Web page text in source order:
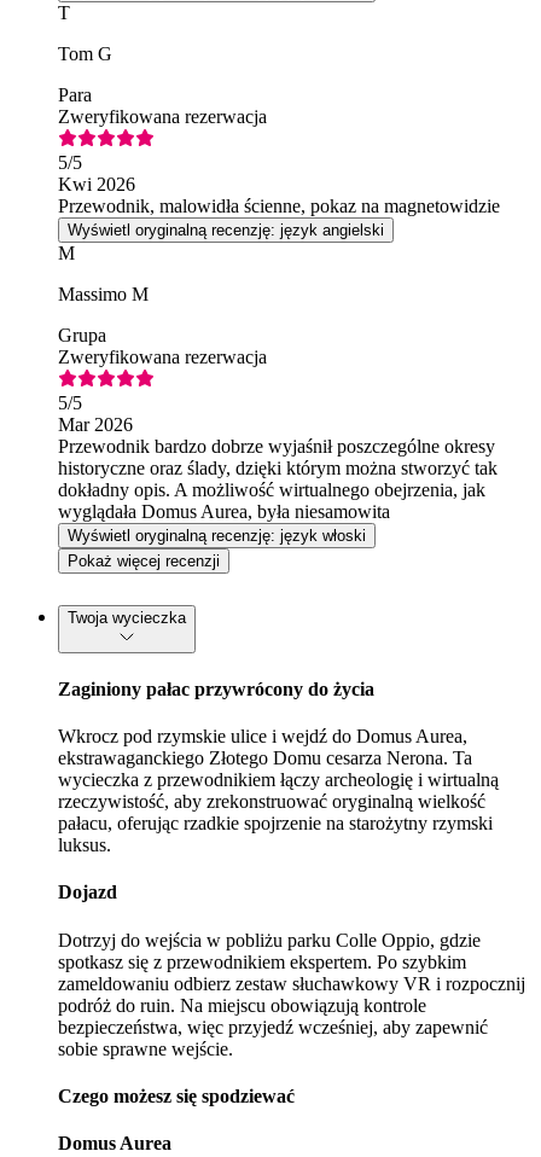
T
Tom G
Para
Zweryfikowana rezerwacja
5/5
Kwi 2026
Przewodnik, malowidła ścienne, pokaz na magnetowidzie
Wyświetl oryginalną recenzję: język angielski
M
Massimo M
Grupa
Zweryfikowana rezerwacja
5/5
Mar 2026
Przewodnik bardzo dobrze wyjaśnił poszczególne okresy
historyczne oraz ślady, dzięki którym można stworzyć tak
dokładny opis. A możliwość wirtualnego obejrzenia, jak
wyglądała Domus Aurea, była niesamowita
Wyświetl oryginalną recenzję: język włoski
Pokaż więcej recenzji
Twoja wycieczka
Zaginiony pałac przywrócony do życia
Wkrocz pod rzymskie ulice i wejdź do Domus Aurea,
ekstrawaganckiego Złotego Domu cesarza Nerona. Ta
wycieczka z przewodnikiem łączy archeologię i wirtualną
rzeczywistość, aby zrekonstruować oryginalną wielkość
pałacu, oferując rzadkie spojrzenie na starożytny rzymski
luksus.
Dojazd
Dotrzyj do wejścia w pobliżu parku Colle Oppio, gdzie
spotkasz się z przewodnikiem ekspertem. Po szybkim
zameldowaniu odbierz zestaw słuchawkowy VR i rozpocznij
podróż do ruin. Na miejscu obowiązują kontrole
bezpieczeństwa, więc przyjedź wcześniej, aby zapewnić
sobie sprawne wejście.
Czego możesz się spodziewać
Domus Aurea